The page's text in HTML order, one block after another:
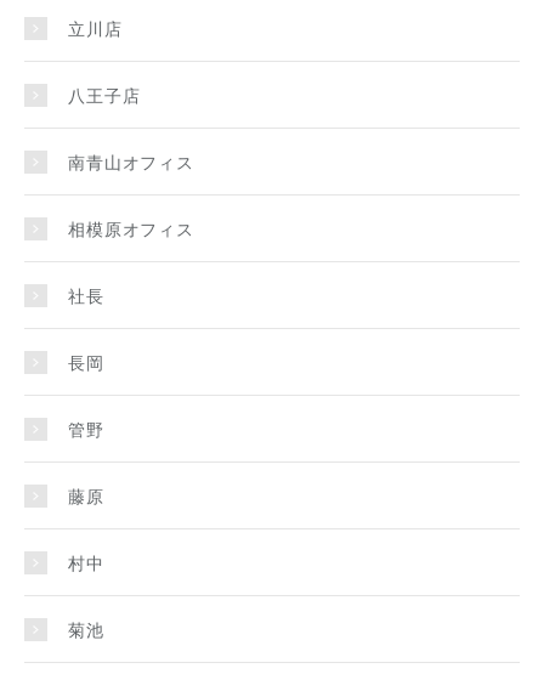
立川店
八王子店
南青山オフィス
相模原オフィス
社長
長岡
管野
藤原
村中
菊池